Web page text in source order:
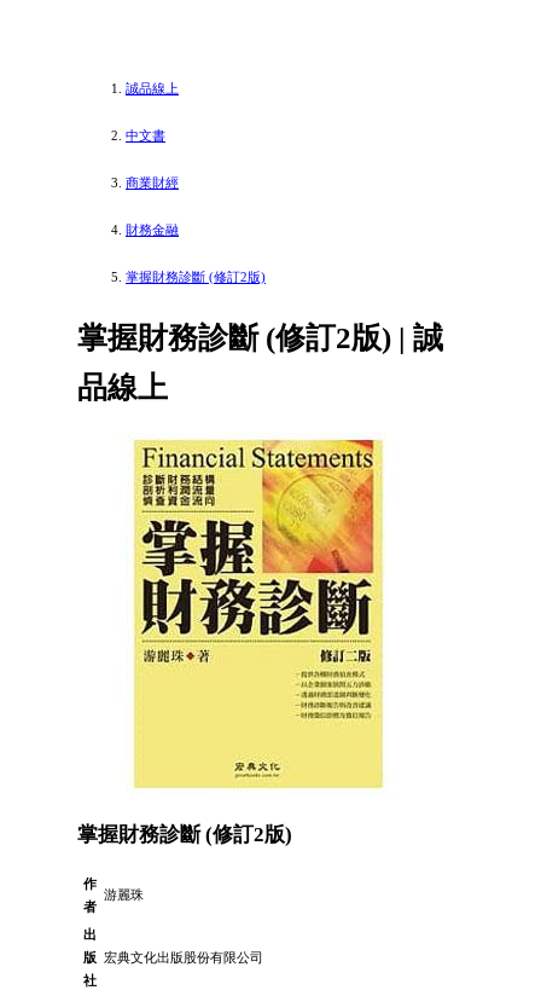
誠品線上
中文書
商業財經
財務金融
掌握財務診斷 (修訂2版)
掌握財務診斷 (修訂2版) | 誠
品線上
掌握財務診斷 (修訂2版)
作
者
游麗珠
出
版
社
宏典文化出版股份有限公司